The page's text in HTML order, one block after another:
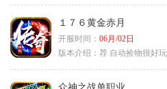
１７６黄金赤月
开服时间： 06月/02日
版本介绍： 荐 自动捡物很好